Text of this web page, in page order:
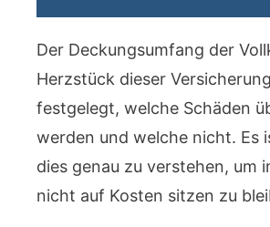
Der Deckungsumfang der
Herzstück dieser
festgelegt, welche Schäden
werden und welche nicht. Es
dies genau zu verstehen, um
nicht auf Kosten sitzen zu